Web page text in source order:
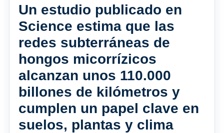
Un estudio publicado en
Science estima que las
redes subterráneas de
hongos micorrízicos
alcanzan unos 110.000
billones de kilómetros y
cumplen un papel clave en
suelos, plantas y clima